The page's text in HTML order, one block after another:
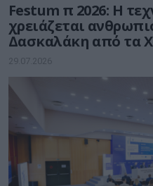
Festum π 2026: Η
χρειάζεται
Δασκαλάκη από τα
29.07.2026